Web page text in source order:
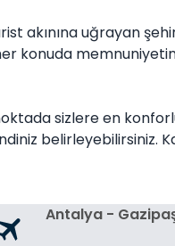
akınına uğrayan
sizlere en
belirleyebilirsiniz.
Antalya -